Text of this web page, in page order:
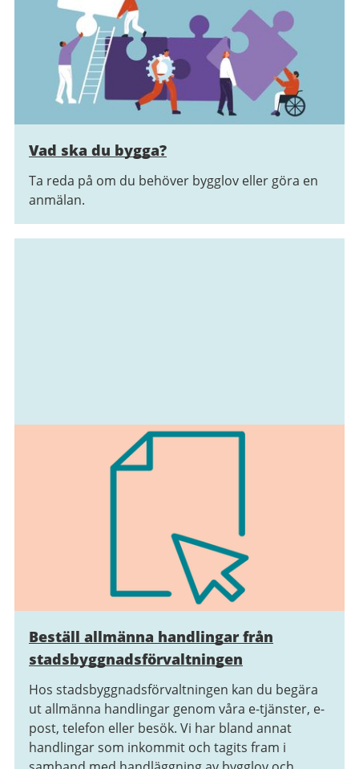
Vad ska du bygga?
Ta reda på om du behöver bygglov eller göra en
anmälan.
Beställ allmänna handlingar från
stadsbyggnads­förvaltningen
Hos stadsbyggnadsförvaltningen kan du begära
ut allmänna handlingar genom våra e-tjänster, e-
post, telefon eller besök. Vi har bland annat
handlingar som inkommit och tagits fram i